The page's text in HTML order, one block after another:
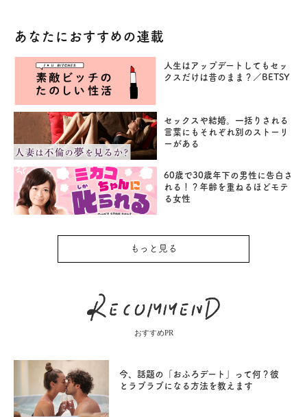
あなたにおすすめの連載
人生はアップデートしてもセッ
クスだけは昔のまま？／BETSY
セックスや結婚。一括りされる
言葉にもそれぞれ別のストーリ
ーがある
60歳で30歳年下の男性に告白さ
れる！？年齢を重ねるほどモテ
る女性
もっと見る
おすすめPR
今、話題の「おふろデート」って何？彼
とラブラブになる方法を教えます